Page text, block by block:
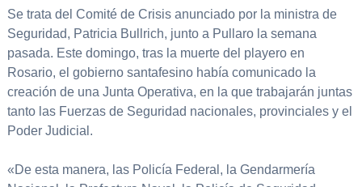
Se trata del Comité de Crisis anunciado por la ministra de
Seguridad, Patricia Bullrich, junto a Pullaro la semana
pasada. Este domingo, tras la muerte del playero en
Rosario, el gobierno santafesino había comunicado la
creación de una Junta Operativa, en la que trabajarán juntas
tanto las Fuerzas de Seguridad nacionales, provinciales y el
Poder Judicial.
«De esta manera, las Policía Federal, la Gendarmería